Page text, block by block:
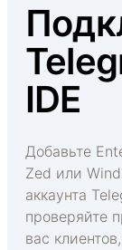
IDE
Добавьте
Zed или
аккаунта
проверяйте
вас